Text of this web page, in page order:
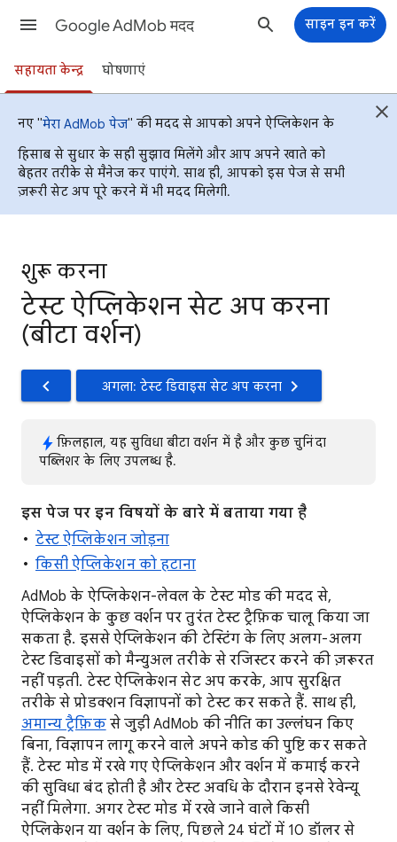
Google AdMob मदद साइन इन करें
सहायता केन्द्र घोषणाएं
नए "मेरा AdMob पेज" की मदद से आपको अपने ऐप्लिकेशन के
हिसाब से सुधार के सही सुझाव मिलेंगे और आप अपने खाते को
बेहतर तरीके से मैनेज कर पाएंगे. साथ ही, आपको इस पेज से सभी
ज़रूरी सेट अप पूरे करने में भी मदद मिलेगी.
शुरू करना
टेस्ट ऐप्लिकेशन सेट अप करना
(बीटा वर्शन)
अगला: टेस्ट डिवाइस सेट अप करना
फ़िलहाल, यह सुविधा बीटा वर्शन में है और कुछ चुनिंदा
पब्लिशर के लिए उपलब्ध है.
इस पेज पर इन विषयों के बारे में बताया गया है
टेस्ट ऐप्लिकेशन जोड़ना
किसी ऐप्लिकेशन को हटाना
AdMob के ऐप्लिकेशन-लेवल के टेस्ट मोड की मदद से,
ऐप्लिकेशन के कुछ वर्शन पर तुरंत टेस्ट ट्रैफ़िक चालू किया जा
सकता है. इससे ऐप्लिकेशन की टेस्टिंग के लिए अलग-अलग
टेस्ट डिवाइसों को मैन्युअल तरीके से रजिस्टर करने की ज़रूरत
नहीं पड़ती. टेस्ट ऐप्लिकेशन सेट अप करके, आप सुरक्षित
तरीके से प्रोडक्शन विज्ञापनों को टेस्ट कर सकते हैं. साथ ही,
अमान्य ट्रैफ़िकसे जुड़ी AdMob की नीति का उल्लंघन किए
बिना, विज्ञापन लागू करने वाले अपने कोड की पुष्टि कर सकते
हैं. टेस्ट मोड में रखे गए ऐप्लिकेशन और वर्शन में कमाई करने
की सुविधा बंद होती है और टेस्ट अवधि के दौरान इनसे रेवेन्यू
नहीं मिलेगा. अगर टेस्ट मोड में रखे जाने वाले किसी
ऐप्लिकेशन या वर्शन के लिए, पिछले 24 घंटों में 10 डॉलर से